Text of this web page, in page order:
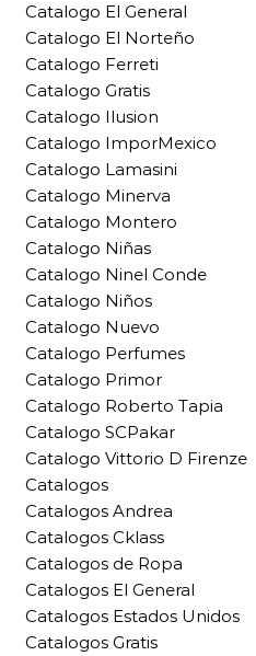
Catalogo El General
Catalogo El Norteño
Catalogo Ferreti
Catalogo Gratis
Catalogo Ilusion
Catalogo ImporMexico
Catalogo Lamasini
Catalogo Minerva
Catalogo Montero
Catalogo Niñas
Catalogo Ninel Conde
Catalogo Niños
Catalogo Nuevo
Catalogo Perfumes
Catalogo Primor
Catalogo Roberto Tapia
Catalogo SCPakar
Catalogo Vittorio D Firenze
Catalogos
Catalogos Andrea
Catalogos Cklass
Catalogos de Ropa
Catalogos El General
Catalogos Estados Unidos
Catalogos Gratis